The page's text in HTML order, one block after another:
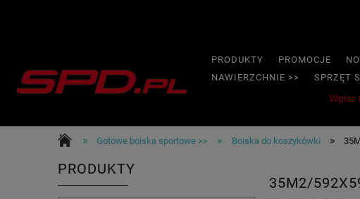
PRODUKTY PROMOCJE
NAWIERZCHNIE >>
SPRZĘT
» Gotowe boiska sportowe >> » Boiska do koszykówki »
PRODUKTY
35M2/